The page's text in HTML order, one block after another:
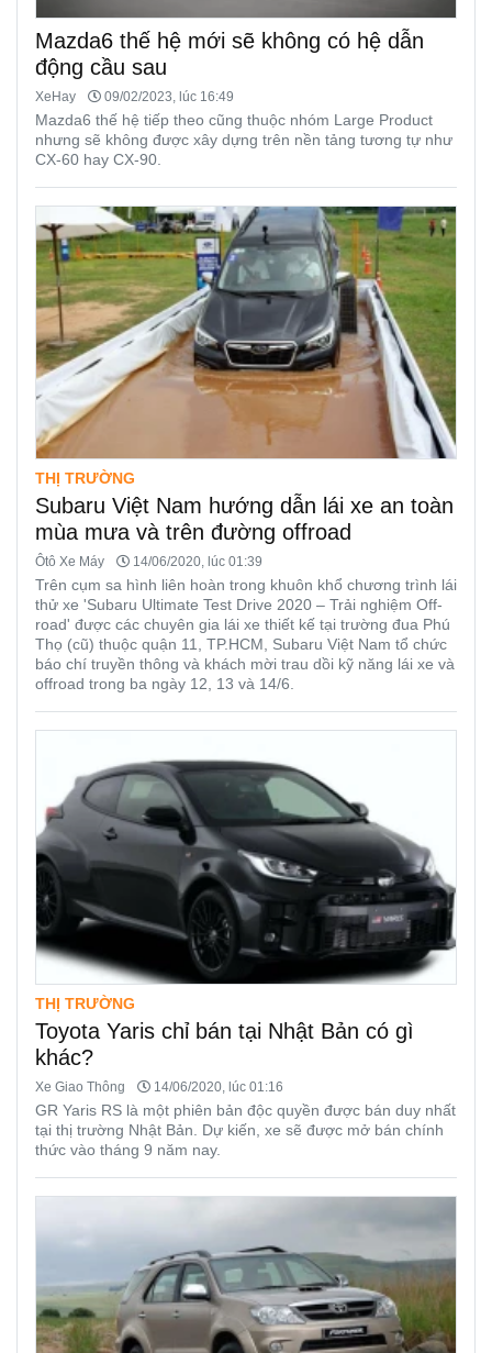
Mazda6 thế hệ mới sẽ không có hệ dẫn
động cầu sau
XeHay 09/02/2023, lúc 16:49
Mazda6 thế hệ tiếp theo cũng thuộc nhóm Large Product
nhưng sẽ không được xây dựng trên nền tảng tương tự như
CX-60 hay CX-90.
THỊ TRƯỜNG
Subaru Việt Nam hướng dẫn lái xe an toàn
mùa mưa và trên đường offroad
Ôtô Xe Máy 14/06/2020, lúc 01:39
Trên cụm sa hình liên hoàn trong khuôn khổ chương trình lái
thử xe 'Subaru Ultimate Test Drive 2020 – Trải nghiệm Off-
road' được các chuyên gia lái xe thiết kế tại trường đua Phú
Thọ (cũ) thuộc quận 11, TP.HCM, Subaru Việt Nam tổ chức
báo chí truyền thông và khách mời trau dồi kỹ năng lái xe và
offroad trong ba ngày 12, 13 và 14/6.
THỊ TRƯỜNG
Toyota Yaris chỉ bán tại Nhật Bản có gì
khác?
Xe Giao Thông 14/06/2020, lúc 01:16
GR Yaris RS là một phiên bản độc quyền được bán duy nhất
tại thị trường Nhật Bản. Dự kiến, xe sẽ được mở bán chính
thức vào tháng 9 năm nay.